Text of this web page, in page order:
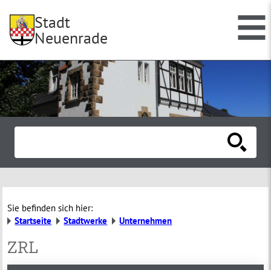
Stadt
Neuenrade
Sie befinden sich hier:
Startseite
Stadtwerke Unternehmen
ZRL